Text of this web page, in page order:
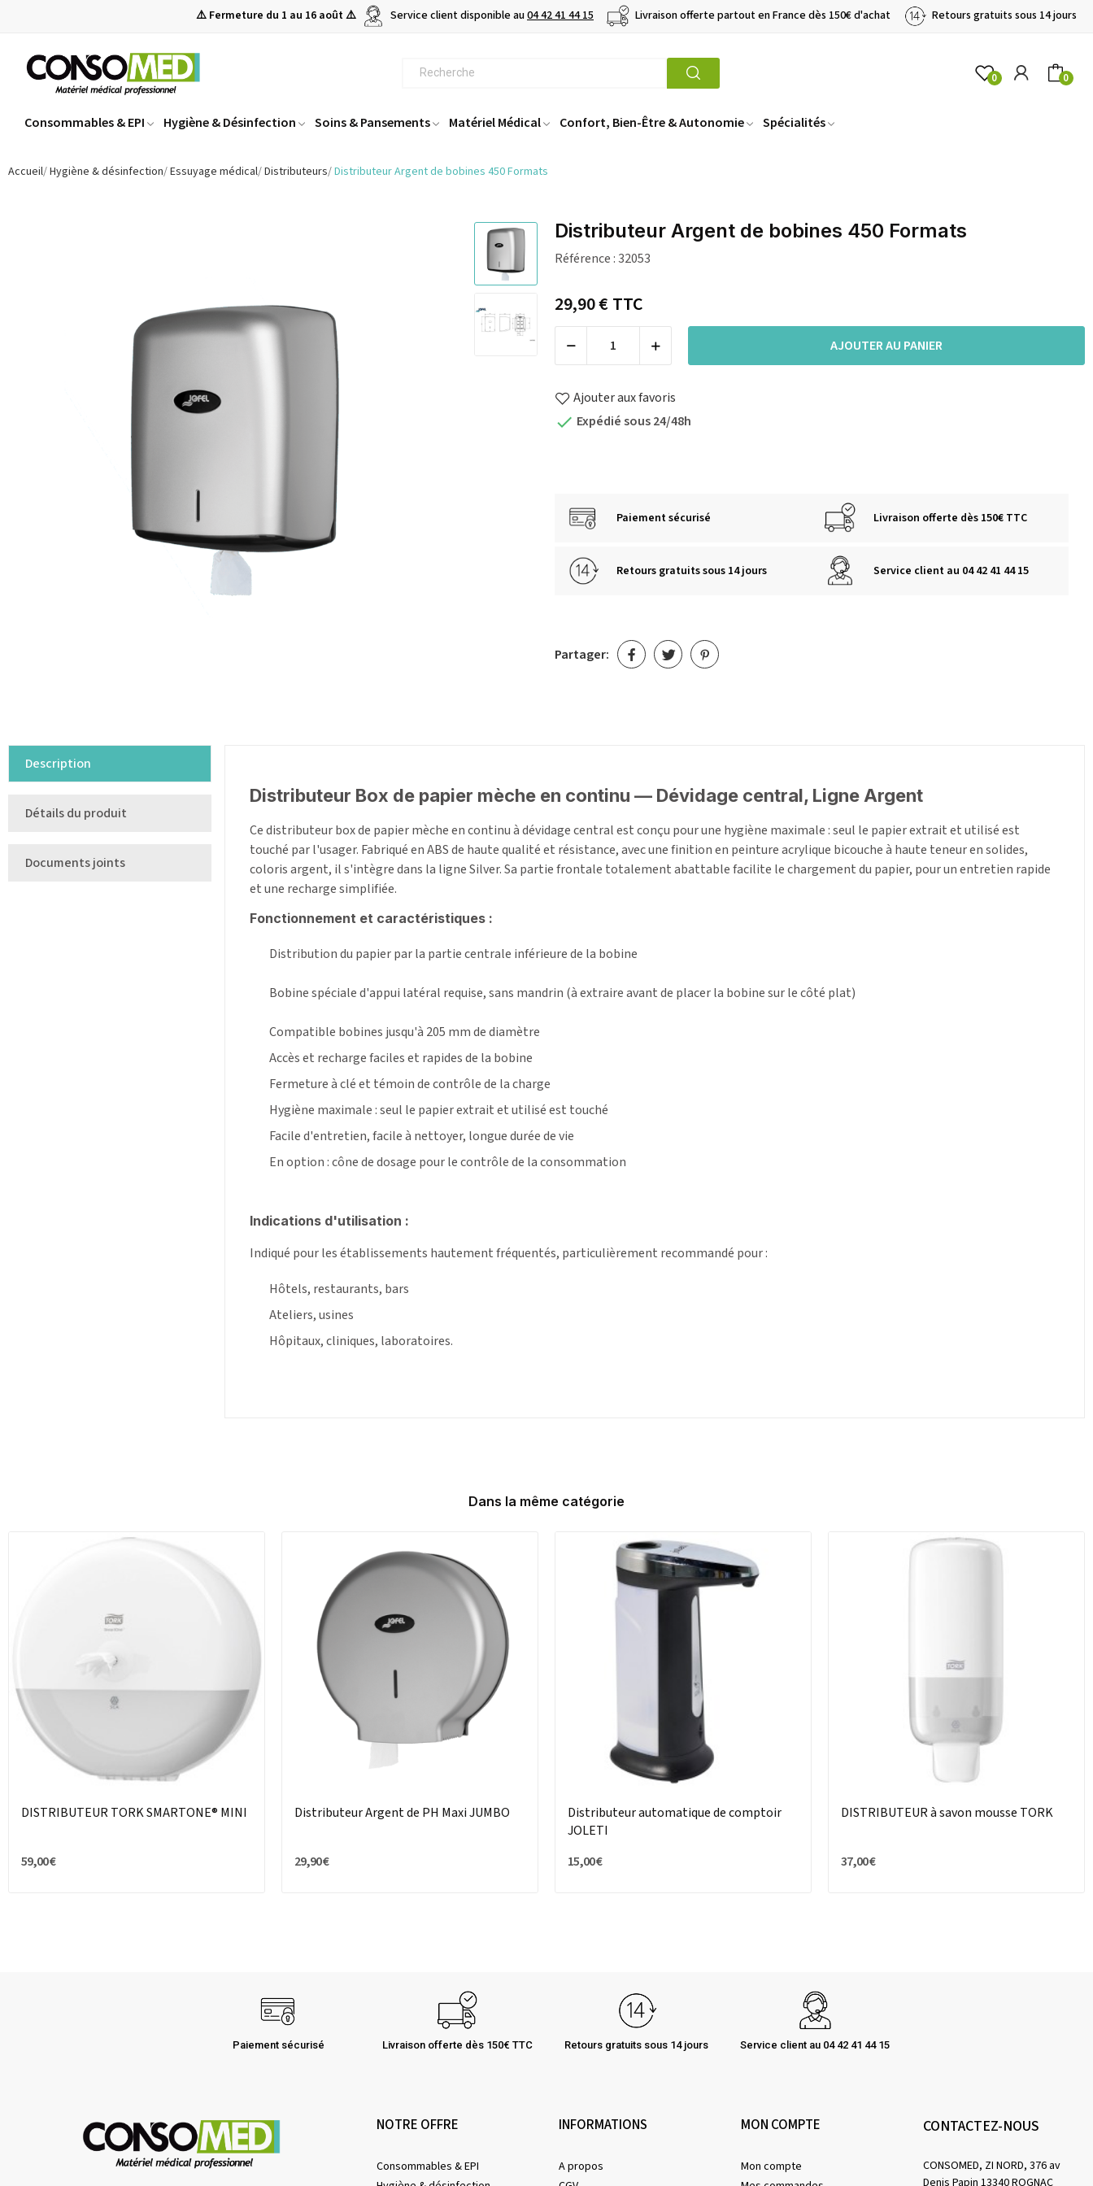
⚠️ Fermeture du 1 au 16 août ⚠️ Service client disponible au04 42 41 44 15 Livraison offerte partout en France dès 150€ d'achat Retours gratuits sous 14 jours
0 0
Consommables & EPI Hygiène & Désinfection Soins & Pansements Matériel Médical Confort, Bien-Être & Autonomie Spécialités
Accueil Hygiène & désinfection Essuyage médical Distributeurs Distributeur Argent de bobines 450 Formats
Distributeur Argent de bobines 450 Formats
Référence :32053
29,90 €TTC
AJOUTER AU PANIER
Ajouter aux favoris
 Expédié sous 24/48h
Paiement sécurisé Livraison offerte dès 150€ TTC
Retours gratuits sous 14 jours Service client au 04 42 41 44 15
Partager:
Description
Détails du produit
Documents joints
Distributeur Box de papier mèche en continu — Dévidage central, Ligne Argent
Ce distributeur box de papier mèche en continu à dévidage central est conçu pour une hygiène maximale : seul le papier extrait et utilisé est
touché par l'usager. Fabriqué en ABS de haute qualité et résistance, avec une finition en peinture acrylique bicouche à haute teneur en solides,
coloris argent, il s'intègre dans la ligne Silver. Sa partie frontale totalement abattable facilite le chargement du papier, pour un entretien rapide
et une recharge simplifiée.
Fonctionnement et caractéristiques :
Distribution du papier par la partie centrale inférieure de la bobine
Bobine spéciale d'appui latéral requise, sans mandrin (à extraire avant de placer la bobine sur le côté plat)
Compatible bobines jusqu'à 205 mm de diamètre
Accès et recharge faciles et rapides de la bobine
Fermeture à clé et témoin de contrôle de la charge
Hygiène maximale : seul le papier extrait et utilisé est touché
Facile d'entretien, facile à nettoyer, longue durée de vie
En option : cône de dosage pour le contrôle de la consommation
Indications d'utilisation :
Indiqué pour les établissements hautement fréquentés, particulièrement recommandé pour :
Hôtels, restaurants, bars
Ateliers, usines
Hôpitaux, cliniques, laboratoires.
Dans la même catégorie
DISTRIBUTEUR TORK SMARTONE® MINI
59,00 €
Distributeur Argent de PH Maxi JUMBO
29,90 €
Distributeur automatique de comptoir
JOLETI
15,00 €
DISTRIBUTEUR à savon mousse TORK
37,00 €
Paiement sécurisé Livraison offerte dès 150€ TTC Retours gratuits sous 14 jours Service client au 04 42 41 44 15
NOTRE OFFRE
Consommables & EPI
INFORMATIONS
A propos
MON COMPTE
Mon compte
CONTACTEZ-NOUS
CONSOMED, ZI NORD, 376 av